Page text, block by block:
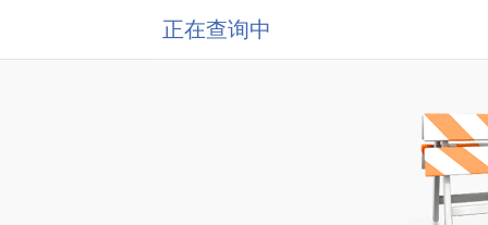
正在查询中